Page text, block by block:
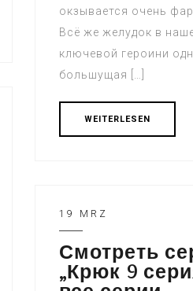
окзывается очень
Всё же желудок в
ключевой героини
большущая […]
WEITERLESEN
19 MRZ
Смотреть
„Крюк 9